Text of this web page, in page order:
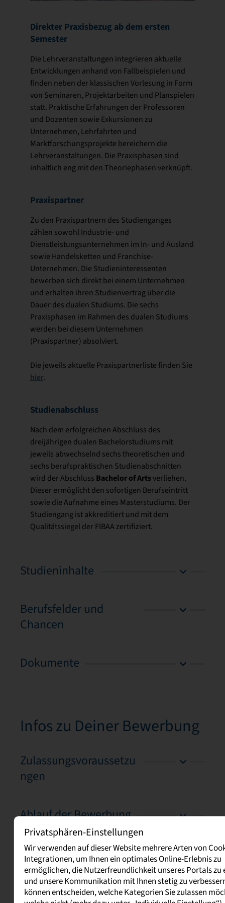
Direkter Praxisbezug ab dem ersten
Semester
Die Lehrveranstaltungen integrieren aktuelle
Entwicklungen anhand von Fallbeispielen und
finden neben der klassischen Vorlesung in Form
von Seminaren, Projektarbeiten und Planspielen
statt. Praktische Erfahrungen der Professoren
und Dozenten sowie Exkursionen zu
Unternehmen, Lehrfahrten und
Marktforschungsprojekte bereichern die
Lehrveranstaltungen. Die Praxisphasen sind
inhaltlich eng mit den Theoriephasen verknüpft.
Praxispartner
Zu den Praxispartnern des Studienganges
zählen sowohl Industrie- und
Dienstleistungsunternehmen im In- und Ausland
sowie Handelsketten und Franchise-
Unternehmen. Die Studieninteressenten
bewerben sich direkt bei einem Unternehmen
und erhalten ihren Studienvertrag über die
Dauer des dualen Studiums. Die sechs
Praxisphasen im Rahmen des dualen Studiums
werden bei diesem Unternehmen
(Praxispartner) absolviert.
Die jeweils aktuelle Praxispartnerliste finden Sie
hier.
Studienabschluss
Nach dem erfolgreichen Abschluss des
dreijährigen dualen Bachelorstudiums mit
jeweils abwechselnd sechs theoretischen und
sechs berufspraktischen Studienabschnitten
wird der Abschluss Bachelor of Artsverliehen.
Dieser ermöglicht den sofortigen Berufseintritt
sowie die Aufnahme eines Masterstudiums. Der
Studiengang ist akkreditiert und mit dem
Qualitätssiegel der FIBAA zertifiziert.
Studieninhalte
Berufsfelder und
Chancen
Dokumente
Infos zu Deiner Bewerbung
Zulassungsvoraussetzu
ngen
Ablauf der Bewerbung
Infos aus und zum Studium
Privatsphären-Einstellungen
Wir verwenden auf dieser Website mehrere Arten von
Integrationen, um Ihnen ein optimales Online-Erlebnis zu
ermöglichen, die Nutzerfreundlichkeit unseres Portals zu
und unsere Kommunikation mit Ihnen stetig zu
können entscheiden, welche Kategorien Sie zulassen